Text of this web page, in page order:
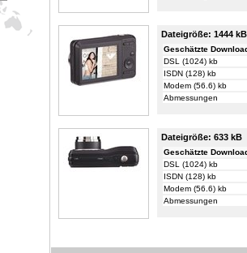
Dateigröße: 1444 kB
Geschätzte
DSL (1024) kb
ISDN (128) kb
Modem (56.6) kb
Abmessungen
Dateigröße: 633 kB
Geschätzte
DSL (1024) kb
ISDN (128) kb
Modem (56.6) kb
Abmessungen